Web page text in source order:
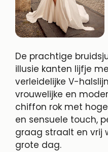
De prachtige
illusie kanten lijfje
verleidelijke V-
vrouwelijke en
chiffon rok met
en sensuele touch,
graag straalt en vrij
grote dag.